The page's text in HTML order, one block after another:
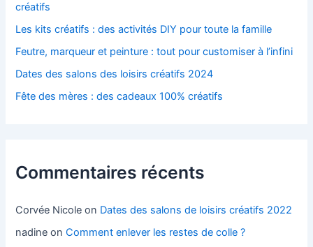
créatifs
Les kits créatifs : des activités DIY pour toute la famille
Feutre, marqueur et peinture : tout pour customiser à l’infini
Dates des salons des loisirs créatifs 2024
Fête des mères : des cadeaux 100% créatifs
Commentaires récents
Corvée Nicole on Dates des salons de loisirs créatifs 2022
nadine onComment enlever les restes de colle ?